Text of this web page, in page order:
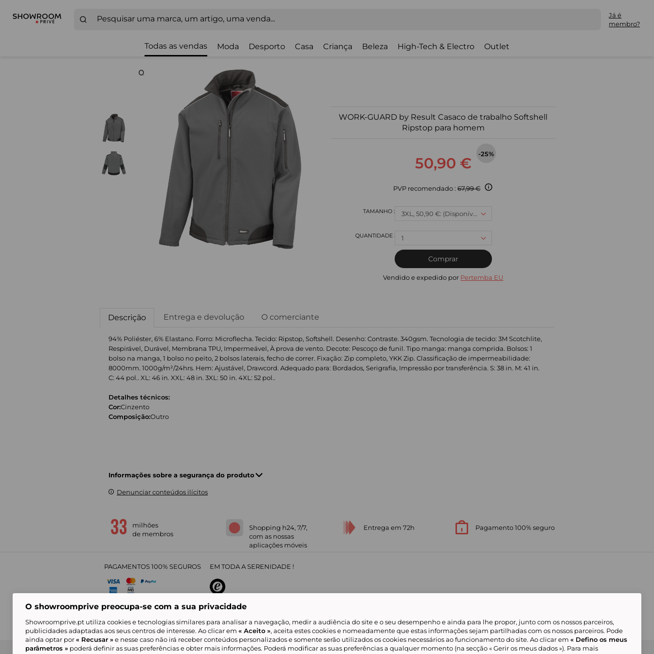
Já é
membro?
Todas as vendas Moda Desporto Casa Criança Beleza High-Tech & Electro Outlet
WORK-GUARD by Result Casaco de trabalho Softshell
Ripstop para homem
50,90 €
-25%
PVP recomendado :67,99 €
3XL, 50,90 €: (Disponível)
1
Comprar
Vendido e expedido por Pertemba EU
Descrição Entrega e devolução O comerciante
94% Poliéster, 6% Elastano. Forro: Microflecha. Tecido: Ripstop, Softshell. Desenho: Contraste. 340gsm. Tecnologia de tecido: 3M Scotchlite,
Respirável, Durável, Membrana TPU, Impermeável, À prova de vento. Decote: Pescoço de funil. Tipo manga: manga comprida. Bolsos: 1
bolso na manga, 1 bolso no peito, 2 bolsos laterais, fecho de correr. Fixação: Zip completo, YKK Zip. Classificação de impermeabilidade:
8000mm. 1000g/m²/24hrs. Hem: Ajustável, Drawcord. Adequado para: Bordados, Serigrafia, Impressão por transferência. S: 38 in. M: 41 in.
C: 44 pol.. XL: 46 in. XXL: 48 in. 3XL: 50 in. 4XL: 52 pol..
Detalhes técnicos:
Cor:Cinzento
Composição:Outro
Informações sobre a segurança do produto
Denunciar conteúdos ilícitos
milhões
de membros
Shopping h24, 7/7,
com as nossas
aplicações móveis
Entrega em 72h Pagamento 100% seguro
PAGAMENTOS 100% SEGUROS EM TODA A SERENIDADE !
4,31/5 sobre
Condições Gerais de Venda Política de Confidencialidade Livro de Reclamações Showroomprive group Ajuda e Contacto Gerir os meus cookies
Condições Gerais
O showroomprive preocupa-se com a sua privacidade
Showroomprive.pt utiliza cookies e tecnologias similares para analisar a navegação, medir a audiência do site e o seu desempenho e ainda para lhe propor, junto com os nossos parceiros,
publicidades adaptadas aos seus centros de interesse. Ao clicar em « Aceito », aceita estes cookies e nomeadamente que estas informações sejam partilhadas com os nossos parceiros. Pode
ainda optar por« Recusar »e nesse caso não irá receber conteúdos personalizados e somente serão utilizados os cookies necessários ao funcionamento do site. Ao clicar em « Defino os meus
parâmetros » poderá definir as suas preferências e obter mais informações. Poderá modificar as suas preferências a qualquer momento (na secção « Gerir os meus dados »). Para mais